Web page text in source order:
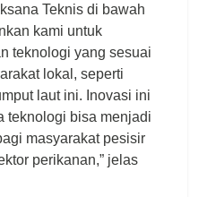
Teknis di bawah
kami untuk
teknologi yang sesuai
lokal, seperti
laut ini. Inovasi ini
teknologi bisa menjadi
masyarakat pesisir
perikanan,” jelas